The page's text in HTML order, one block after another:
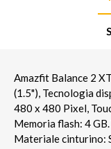
Amazfit Balance 2
(1.5"), Tecnologia
480 x 480 Pixel,
Memoria flash: 4
Materiale cinturino: